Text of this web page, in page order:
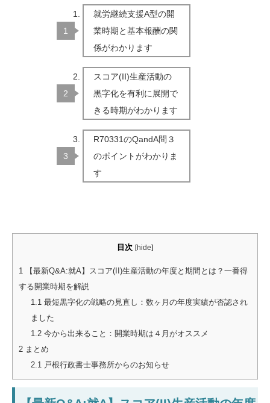
就労継続支援A型の開
業時期と基本報酬の関
係がわかります
スコア(II)生産活動の
黒字化を有利に展開で
きる時期がわかります
R70331のQandA問３
のポイントがわかりま
す
目次 [hide]
1 【最新Q&A:就A】スコア(II)生産活動の年度と期間とは？一番得
する開業時期を解説
1.1最短黒字化の戦略の見直し：数ヶ月の年度実績が否認され
ました
1.2今から出来ること：開業時期は４月がオススメ
2 まとめ
2.1戸根行政書士事務所からのお知らせ